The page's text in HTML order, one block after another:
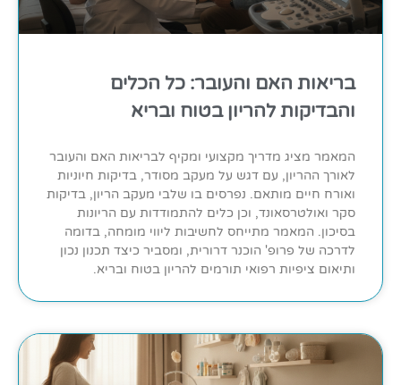
בריאות האם והעובר: כל הכלים
והבדיקות להריון בטוח ובריא
המאמר מציג מדריך מקצועי ומקיף לבריאות האם והעובר
לאורך ההריון, עם דגש על מעקב מסודר, בדיקות חיוניות
ואורח חיים מותאם. נפרסים בו שלבי מעקב הריון, בדיקות
סקר ואולטרסאונד, וכן כלים להתמודדות עם הריונות
בסיכון. המאמר מתייחס לחשיבות ליווי מומחה, בדומה
לדרכה של פרופ' הוכנר דרורית, ומסביר כיצד תכנון נכון
ותיאום ציפיות רפואי תורמים להריון בטוח ובריא.